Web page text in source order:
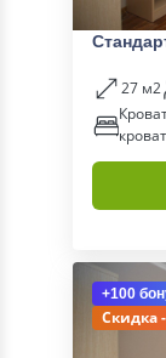
27 м2
+100
Скидка